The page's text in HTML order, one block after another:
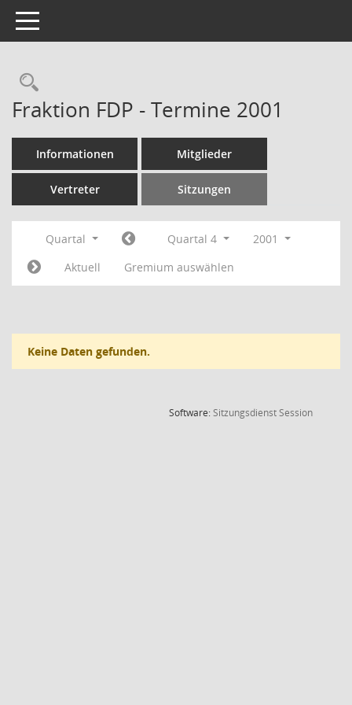
Toggle navigation
Rechercheauswahl
Fraktion FDP - Termine 2001
Informationen Mitglieder
Vertreter Sitzungen
Quartal Quartal 4
2001
Aktuell
Gremium auswählen
Keine Daten gefunden.
Software:SitzungsdienstSession(Wird in